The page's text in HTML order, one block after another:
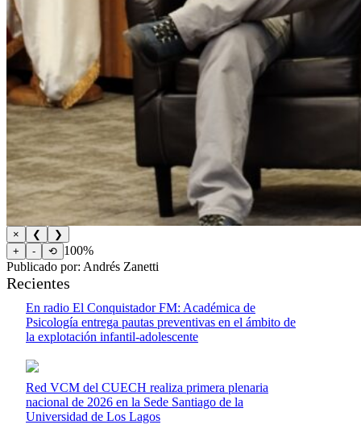
× ❮
❯
+
- ⟲ 100%
Publicado por: Andrés Zanetti
Recientes
En radio El Conquistador FM: Académica de
Psicología entrega pautas preventivas en el ámbito de
la explotación infantil-adolescente
Red VCM del CUECH realiza primera plenaria
nacional de 2026 en la Sede Santiago de la
Universidad de Los Lagos